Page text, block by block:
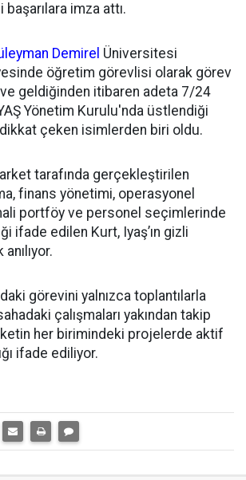
imza attı.
Demirel Üniversitesi
öğretim görevlisi olarak görev
geldiğinden itibaren adeta 7/24
Yönetim Kurulu'nda üstlendiği
çeken isimlerden biri oldu.
tarafında gerçekleştirilen
finans yönetimi, operasyonel
portföy ve personel seçimlerinde
ifade edilen Kurt, Iyaş’ın gizli
görevini yalnızca toplantılarla
çalışmaları yakından takip
her birimindeki projelerde aktif
ifade ediliyor.